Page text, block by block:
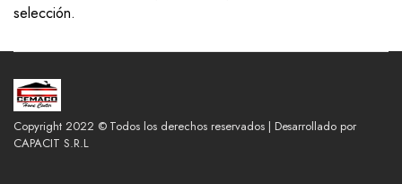
selección.
Copyright 2022 © Todos los derechos reservados | Desarrollado por
CAPACIT S.R.L